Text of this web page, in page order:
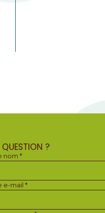
QUESTION ?
nom *
e-mail *